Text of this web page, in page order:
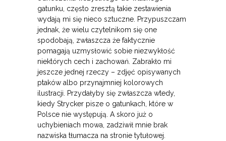
gatunku, często zresztą takie zestawienia
wydają mi się nieco sztuczne. Przypuszczam
jednak, że wielu czytelnikom się one
spodobają, zwłaszcza że faktycznie
pomagają uzmysłowić sobie niezwykłość
niektórych cech i zachowań. Zabrakło mi
jeszcze jednej rzeczy – zdjęć opisywanych
ptaków albo przynajmniej kolorowych
ilustracji. Przydałyby się zwłaszcza wtedy,
kiedy Strycker pisze o gatunkach, które w
Polsce nie występują. A skoro już o
uchybieniach mowa, zadziwił mnie brak
nazwiska tłumacza na stronie tytułowej.